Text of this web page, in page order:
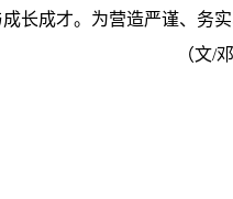
长成才。为营造严谨、务
（文/